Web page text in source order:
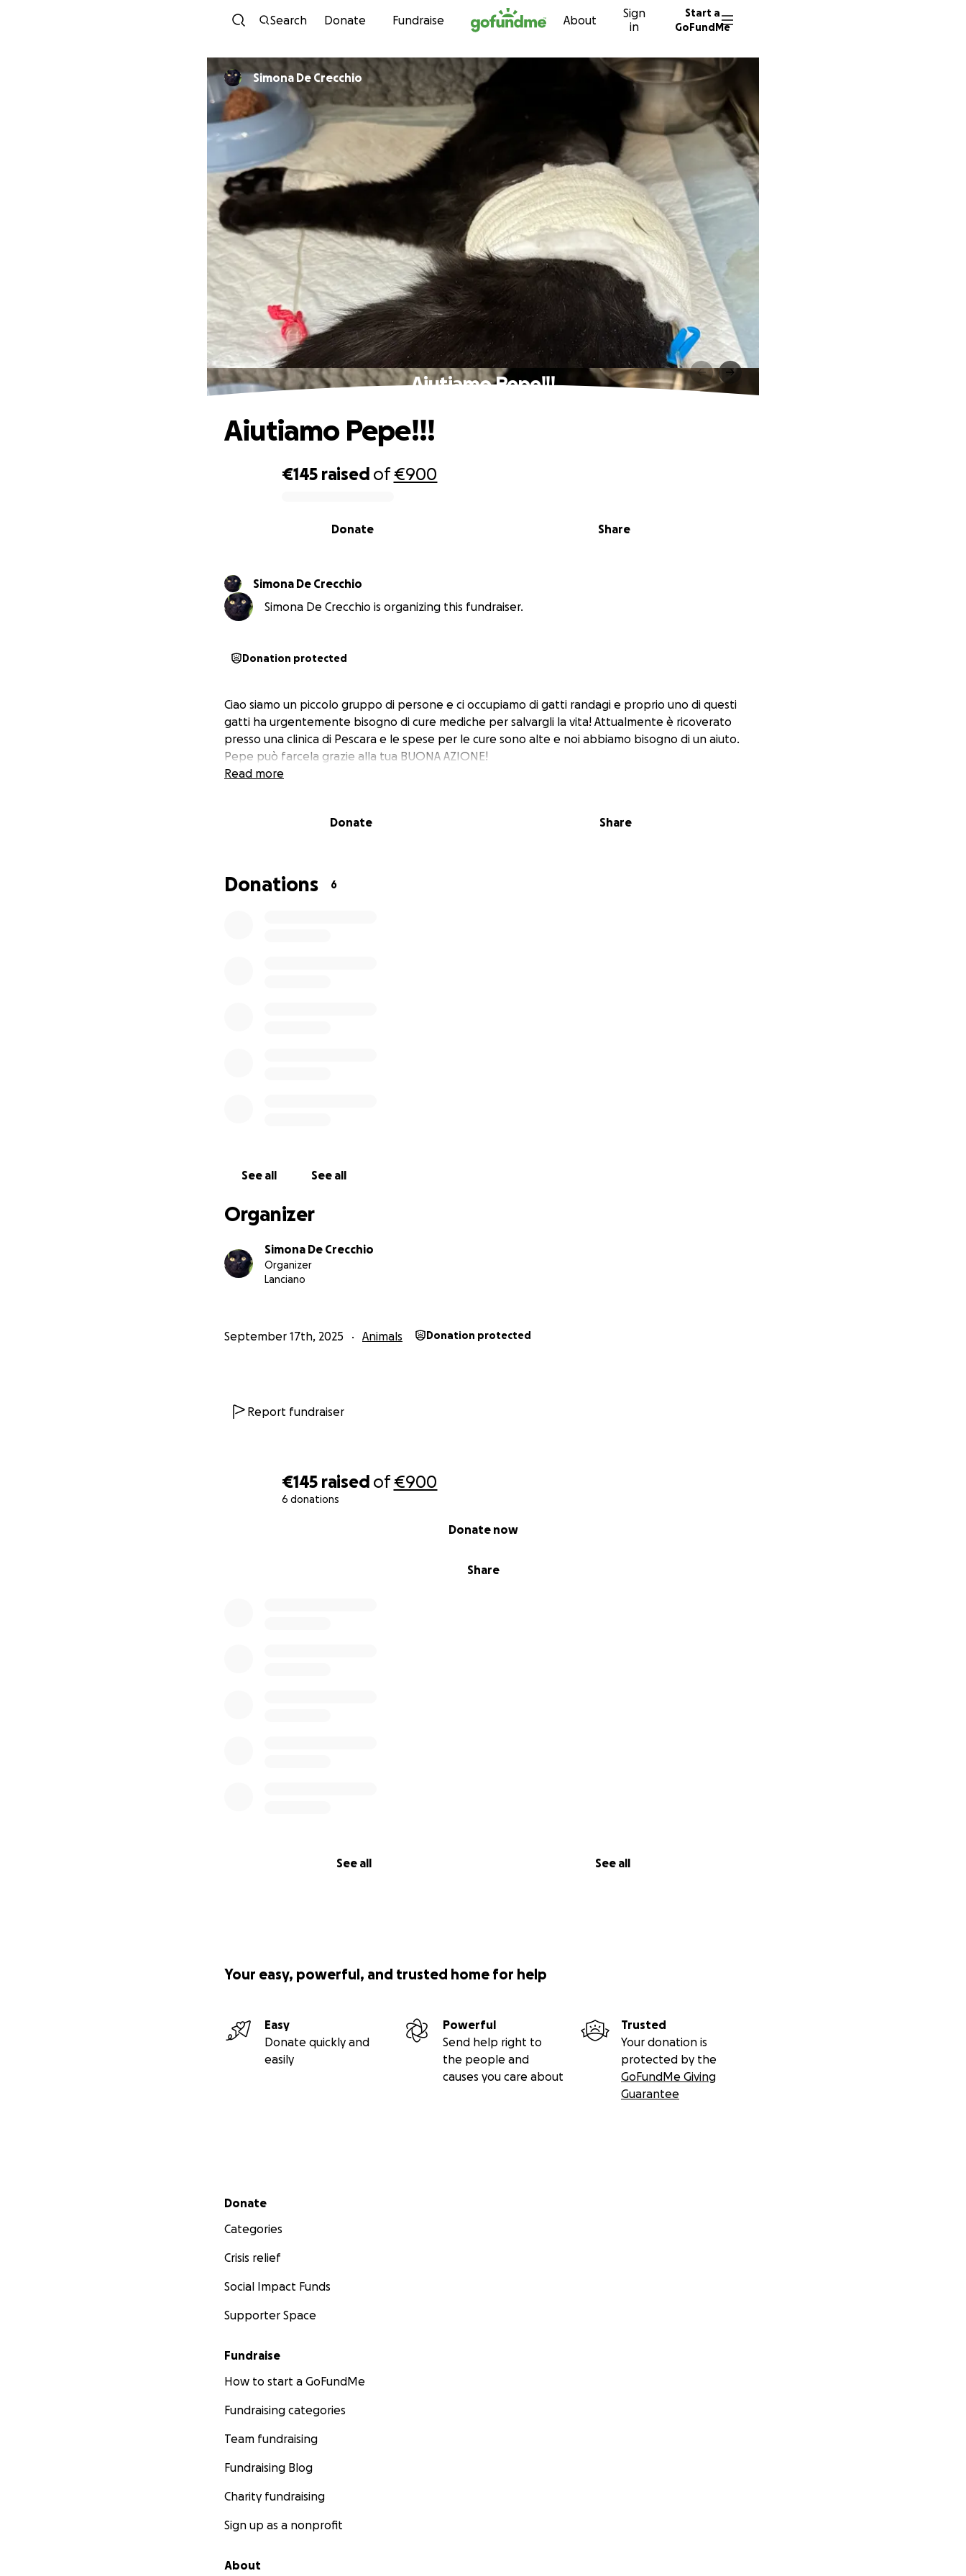
Skip to content
Search Donate Fundraise About
Sign
in
Start a
GoFundMe
€145 raised of€900
6 donations
Share
Donate now
See all See all
Simona De Crecchio
Aiutiamo Pepe!!!
€145 raised of€900
Share
Donate
Aiutiamo Pepe!!!
Simona De Crecchio
Simona De Crecchio is organizing this fundraiser.
Donation protected
Ciao siamo un piccolo gruppo di persone e ci occupiamo di gatti randagi e proprio uno di questi
gatti ha urgentemente bisogno di cure mediche per salvargli la vita! Attualmente è ricoverato
presso una clinica di Pescara e le spese per le cure sono alte e noi abbiamo bisogno di un aiuto.
Pepe può farcela grazie alla tua BUONA AZIONE!
Read more
Donate Share
Donations 6
See all See all
Organizer
Simona De Crecchio
Organizer
Lanciano
September 17th, 2025 Animals Donation protected
Report fundraiser
Your easy, powerful, and trusted home for help
Easy
Donate quickly and
easily
Powerful
Send help right to
the people and
causes you care about
Trusted
Your donation is
protected by the
GoFundMe Giving
Guarantee
Secondary menu
Donate
Categories
Crisis relief
Social Impact Funds
Supporter Space
Fundraise
How to start a GoFundMe
Fundraising categories
Team fundraising
Fundraising Blog
Charity fundraising
Sign up as a nonprofit
About